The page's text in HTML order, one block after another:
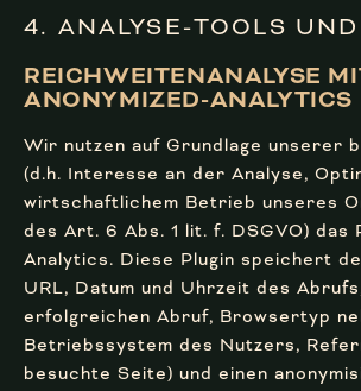
4. ANALYSE-TOOLS
REICHWEITEN­ANALYSE
ANONYMIZED-ANALYTICS
Wir nutzen auf Grundlage unserer
(d.h. Interesse an der Analyse,
wirtschaftlichem Betrieb unseres
des Art. 6 Abs. 1 lit. f. DSGVO) das
Analytics. Diese Plugin speichert
URL, Datum und Uhrzeit des
erfolgreichen Abruf, Browsertyp
Betriebssystem des Nutzers,
besuchte Seite) und einen